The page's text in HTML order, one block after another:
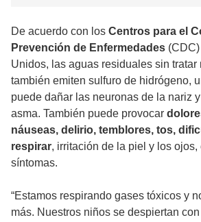
De acuerdo con los Centros para el
Prevención de Enfermedades
Unidos, las aguas residuales sin tratar
también emiten sulfuro de hidrógeno,
puede dañar las neuronas de la nariz
asma. También puede provocar
náuseas, delirio, temblores, tos,
respirar, irritación de la piel y los ojos,
síntomas.
“Estamos respirando gases tóxicos y
más. Nuestros niños se despiertan